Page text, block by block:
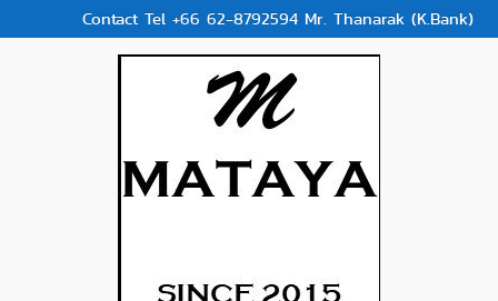
Contact Tel +66 62-8792594 Mr. Thanarak (K.Bank)